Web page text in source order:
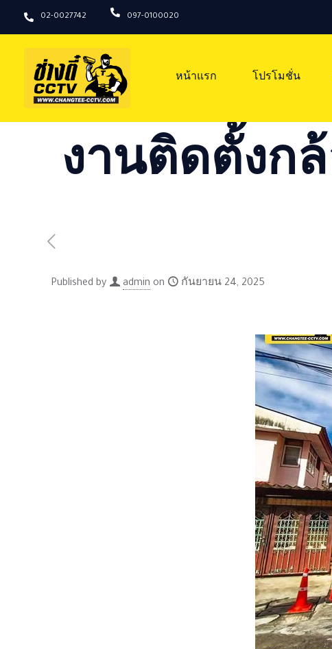
02-0027742 097-0100020
หน้าแรก โปรโมชั่น
งานติดตั้งก
Published by admin on กันยายน 24, 2025